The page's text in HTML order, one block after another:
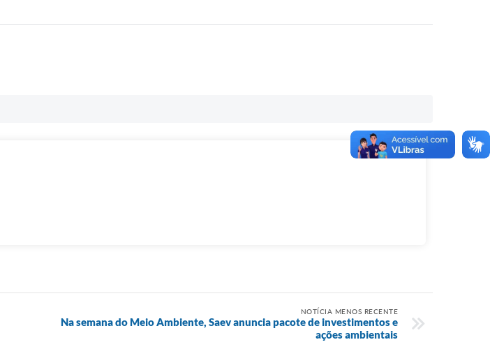
NOTÍCIA MENOS RECENTE
Na semana do Meio Ambiente, Saev anuncia pacote de investimentos e
ações ambientais